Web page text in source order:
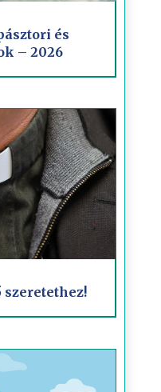
és
– 2026
szeretethez!